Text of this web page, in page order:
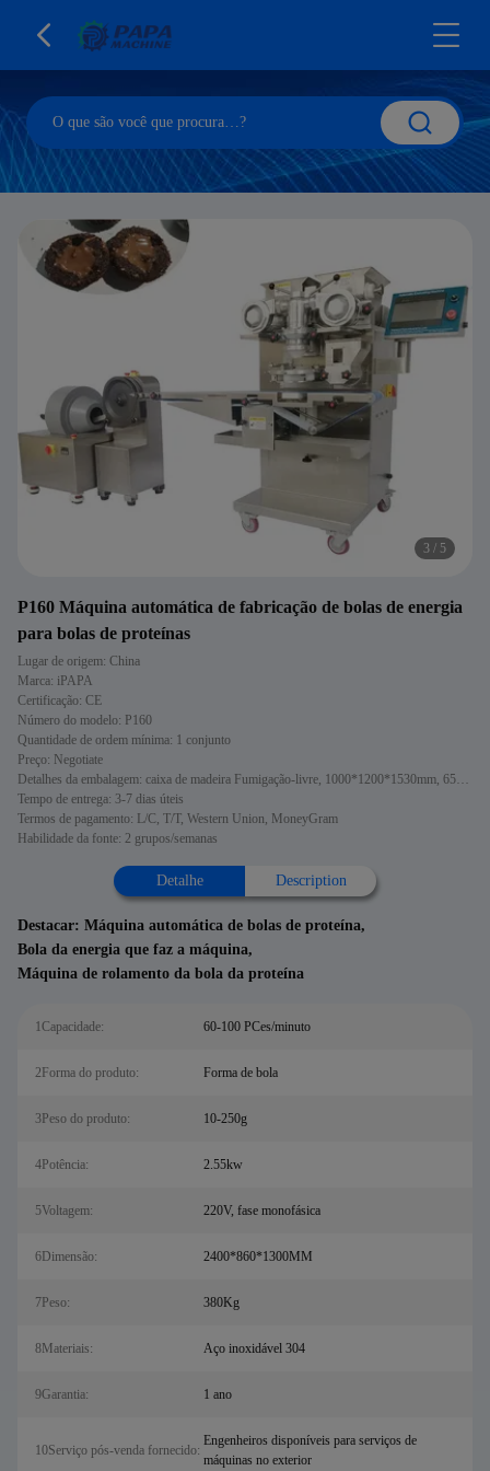
3 / 5
P160 Máquina automática de fabricação de bolas de energia
para bolas de proteínas
Lugar de origem: China
Marca: iPAPA
Certificação: CE
Número do modelo: P160
Quantidade de ordem mínima: 1 conjunto
Preço: Negotiate
Detalhes da embalagem: caixa de madeira Fumigação-livre, 1000*1200*1530mm, 650*700*900mm
Tempo de entrega: 3-7 dias úteis
Termos de pagamento: L/C, T/T, Western Union, MoneyGram
Habilidade da fonte: 2 grupos/semanas
Detalhe Description
Destacar: Máquina automática de bolas de proteína,
Bola da energia que faz a máquina,
Máquina de rolamento da bola da proteína
1Capacidade: 60-100 PCes/minuto
2Forma do produto: Forma de bola
3Peso do produto: 10-250g
4Potência: 2.55kw
5Voltagem: 220V, fase monofásica
6Dimensão: 2400*860*1300MM
7Peso: 380Kg
8Materiais: Aço inoxidável 304
9Garantia: 1 ano
10Serviço pós-venda fornecido:
Engenheiros disponíveis para serviços de
máquinas no exterior